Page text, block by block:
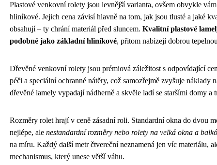
Plastové venkovní rolety jsou levnější varianta, ovšem obvykle
hliníkové. Jejich cena závisí hlavně na tom, jak jsou tlusté a jaké
obsahují – ty chrání materiál před sluncem. Kvalitní plastové
podobně jako základní hliníkové, přitom nabízejí dobrou
Dřevěné venkovní rolety jsou prémiová záležitost s odpovídající
péči a speciální ochranné nátěry, což samozřejmě zvyšuje náklady
dřevěné lamely vypadají nádherně a skvěle ladí se staršími domy a
Rozměry rolet hrají v ceně zásadní roli. Standardní okna do dvou
nejlépe, ale nestandardní rozměry nebo rolety na velká okna a
na míru. Každý další metr čtvereční neznamená jen víc materiálu,
mechanismus, který unese větší váhu.